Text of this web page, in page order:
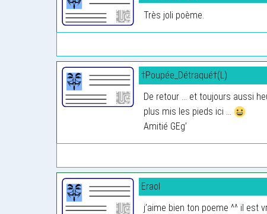
Très joli poème.
†Poupée_Détraqué†(L)
De retour ... et toujours aussi
plus mis les pieds ici ...
Amitié GEg’
Eraol
j’aime bien ton poeme ^^ il est